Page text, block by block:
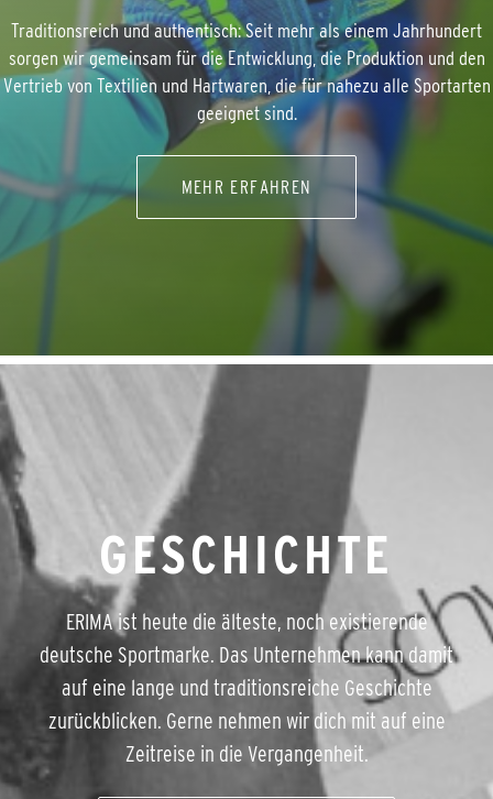
Traditionsreich und authentisch: Seit mehr als einem Jahrhundert
sorgen wir gemeinsam für die Entwicklung, die Produktion und den
Vertrieb von Textilien und Hartwaren, die für nahezu alle Sportarten
geeignet sind.
MEHR ERFAHREN
GESCHICHTE
ERIMA ist heute die älteste, noch existierende
deutsche Sportmarke. Das Unternehmen kann damit
auf eine lange und traditionsreiche Geschichte
zurückblicken. Gerne nehmen wir dich mit auf eine
Zeitreise in die Vergangenheit.